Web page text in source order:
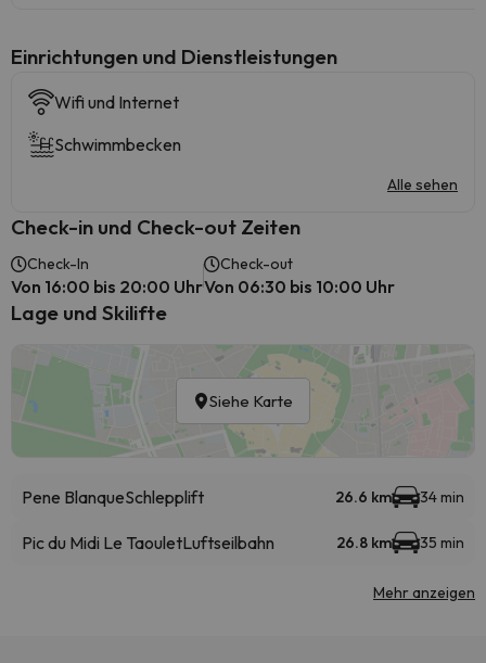
​Einrichtungen und Dienstleistungen
Wifi und Internet
Schwimmbecken
Alle sehen
Check-in und Check-out Zeiten
Check-In
Von 16:00 bis 20:00 Uhr
Check-out
Von 06:30 bis 10:00 Uhr
Lage und Skilifte
Siehe Karte
Pene BlanqueSchlepplift 26.6 km 34 min
Pic du Midi Le TaouletLuftseilbahn 26.8 km 35 min
Mehr anzeigen